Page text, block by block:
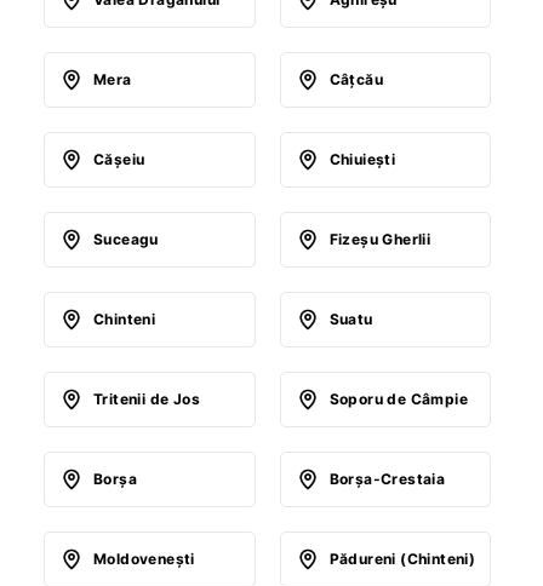
Mera Câţcău
Căşeiu Chiuieşti
Suceagu Fizeşu Gherlii
Chinteni Suatu
Tritenii de Jos Soporu de Câmpie
Borşa Borşa-Crestaia
Moldoveneşti Pădureni (Chinteni)